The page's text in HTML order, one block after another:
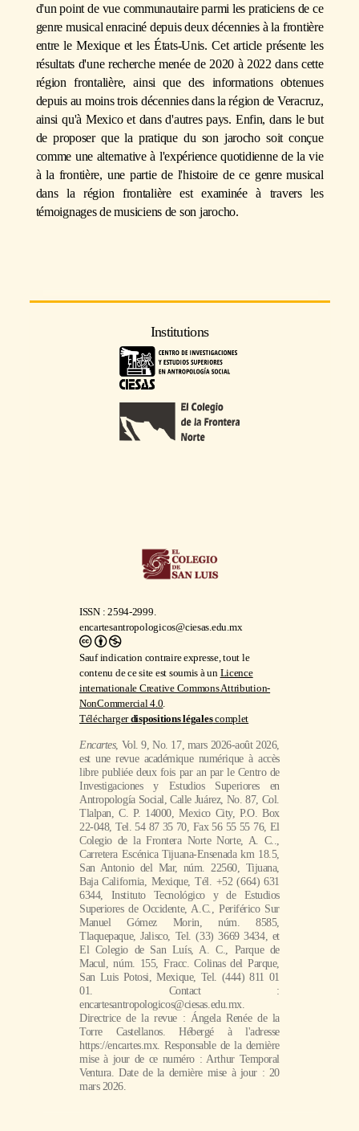
d'un point de vue communautaire parmi les praticiens de ce
genre musical enraciné depuis deux décennies à la frontière
entre le Mexique et les États-Unis. Cet article présente les
résultats d'une recherche menée de 2020 à 2022 dans cette
région frontalière, ainsi que des informations obtenues
depuis au moins trois décennies dans la région de Veracruz,
ainsi qu'à Mexico et dans d'autres pays. Enfin, dans le but
de proposer que la pratique du son jarocho soit conçue
comme une alternative à l'expérience quotidienne de la vie
à la frontière, une partie de l'histoire de ce genre musical
dans la région frontalière est examinée à travers les
témoignages de musiciens de son jarocho.
Institutions
ISSN : 2594-2999.
encartesantropologicos@ciesas.edu.mx
Sauf indication contraire expresse, tout le
contenu de ce site est soumis à un Licence
internationale Creative Commons Attribution-
NonCommercial 4.0
Téléchargerdispositions légalescomplet
Encartes, Vol. 9, No. 17, mars 2026-août 2026,
est une revue académique numérique à accès
libre publiée deux fois par an par le Centro de
Investigaciones y Estudios Superiores en
Antropología Social, Calle Juárez, No. 87, Col.
Tlalpan, C. P. 14000, Mexico City, P.O. Box
22-048, Tel. 54 87 35 70, Fax 56 55 55 76, El
Colegio de la Frontera Norte Norte, A. C..,
Carretera Escénica Tijuana-Ensenada km 18.5,
San Antonio del Mar, núm. 22560, Tijuana,
Baja California, Mexique, Tél. +52 (664) 631
6344, Instituto Tecnológico y de Estudios
Superiores de Occidente, A.C., Periférico Sur
Manuel Gómez Morin, núm. 8585,
Tlaquepaque, Jalisco, Tel. (33) 3669 3434, et
El Colegio de San Luís, A. C., Parque de
Macul, núm. 155, Fracc. Colinas del Parque,
San Luis Potosi, Mexique, Tel. (444) 811 01
01. Contact :
encartesantropologicos@ciesas.edu.mx.
Directrice de la revue : Ángela Renée de la
Torre Castellanos. Hébergé à l'adresse
https://encartes.mx. Responsable de la dernière
mise à jour de ce numéro : Arthur Temporal
Ventura. Date de la dernière mise à jour : 20
mars 2026.